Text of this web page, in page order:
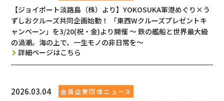
【ジョイポート淡路島（株）より】YOKOSUKA軍港めぐり×う
ずしおクルーズ共同企画始動！ 「東西Wクルーズプレゼントキ
ャンペーン」を3/20(祝・金)より開催 ～ 鉄の艦船と世界最大級
の渦潮。海の上で、一生モノの非日常を～
詳細ページはこちら
2026.03.04